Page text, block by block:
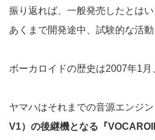
振り返れば、一般発売したとは
あくまで開発途中、試験的な活動
ボーカロイドの歴史は2007年1月
ヤマハはそれまでの音源エンジン
V1）の後継機となる『